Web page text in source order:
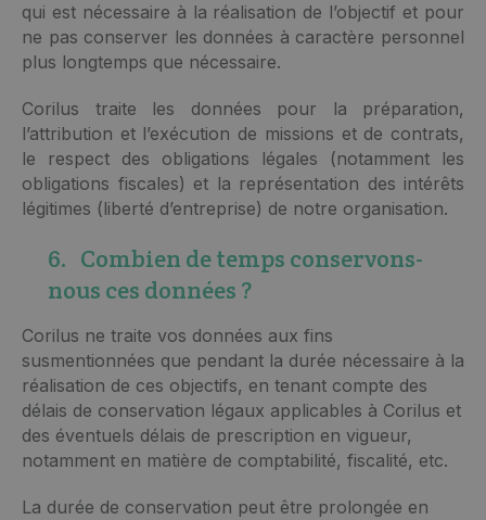
qui est nécessaire à la réalisation de l’objectif et pour
ne pas conserver les données à caractère personnel
plus longtemps que nécessaire.
Corilus traite les données pour la préparation,
l’attribution et l’exécution de missions et de contrats,
le respect des obligations légales (notamment les
obligations fiscales) et la représentation des intérêts
légitimes (liberté d’entreprise) de notre organisation.
6. Combien de temps conservons-
nous ces données ?
Corilus ne traite vos données aux fins
susmentionnées que pendant la durée nécessaire à la
réalisation de ces objectifs, en tenant compte des
délais de conservation légaux applicables à Corilus et
des éventuels délais de prescription en vigueur,
notamment en matière de comptabilité, fiscalité, etc.
La durée de conservation peut être prolongée en